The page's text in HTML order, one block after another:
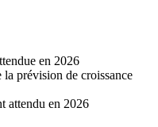
en 2026
prévision de croissance
attendu en 2026